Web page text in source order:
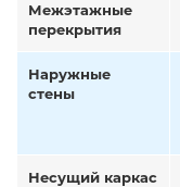
Межэтажные
перекрытия
Наружные
стены
Несущий каркас